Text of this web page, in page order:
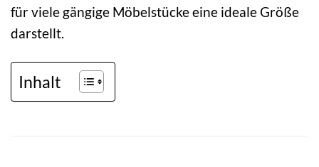
für viele gängige Möbelstücke eine ideale Größe
darstellt.
Inhalt